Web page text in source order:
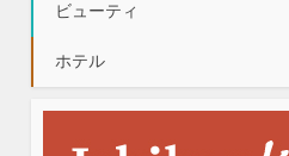
ビューティ
ホテル